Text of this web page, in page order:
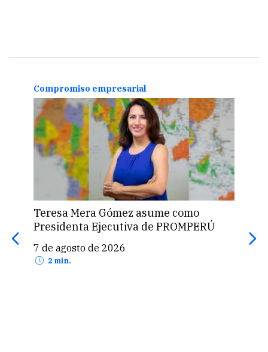
Compromiso empresarial
Teresa Mera Gómez asume como
Presidenta Ejecutiva de PROMPERÚ
7 de agosto de 2026
2 min.